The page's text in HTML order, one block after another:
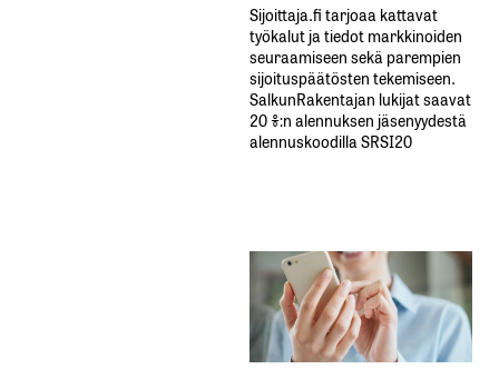
Sijoittaja.fi tarjoaa kattavat
työkalut ja tiedot markkinoiden
seuraamiseen sekä parempien
sijoituspäätösten tekemiseen.
SalkunRakentajan lukijat saavat
20 %:n alennuksen jäsenyydestä
alennuskoodilla SRSI20